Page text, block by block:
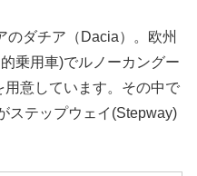
のダチア（Dacia）。欧州
乗用車)でルノーカングー
意しています。その中で
ステップウェイ(Stepway)